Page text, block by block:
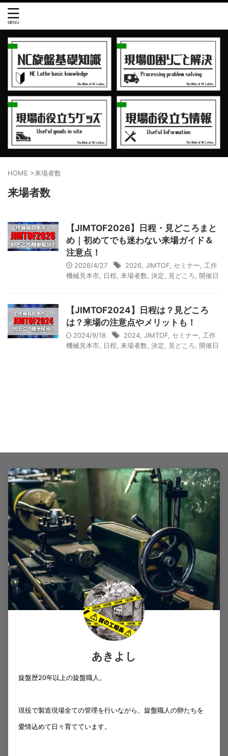
HOME >来場者数
来場者数
【JIMTOF2026】日程・見どころまと
め｜初めてでも迷わない来場ガイド＆
注意点！
2026/4/27 2026, JIMTOF, セミナー, 工作
機械見本市, 日程, 来場者数, 決定, 見どころ, 開催日
【JIMTOF2024】日程は？見どころ
は？来場の注意点やメリットも！
2024/9/18 2024, JIMTOF, セミナー, 工作
機械見本市, 日程, 来場者数, 決定, 見どころ, 開催日
あきよし
旋盤歴20年以上の旋盤職人。
現役で製造現場全ての管理を行いながら、旋盤職人の卵たちを
愛情込めて日々育てています。